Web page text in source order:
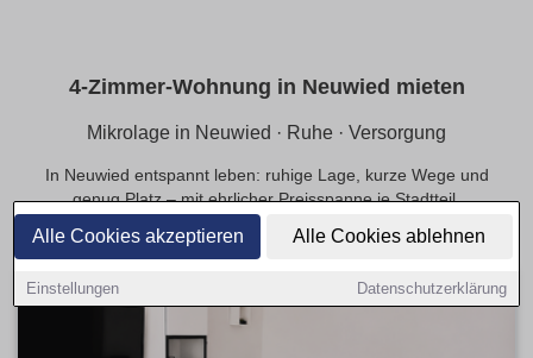
Alle Cookies akzeptieren Alle Cookies ablehnen
Einstellungen Datenschutzerklärung
4-Zimmer-Wohnung in Neuwied mieten
Mikrolage in Neuwied · Ruhe · Versorgung
In Neuwied entspannt leben: ruhige Lage, kurze Wege und
genug Platz – mit ehrlicher Preisspanne je Stadtteil.